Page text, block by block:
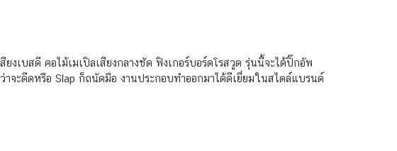
เบสดี คอไม้เมเปิลเสียงกลางชัด ฟิงเกอร์บอร์ดโรสวูด รุ่นนี้จะได้ปิ๊กอัพ
ะดีดหรือ Slap ก็ถนัดมือ งานประกอบทำออกมาได้ดีเยี่ยมในสไตล์แบรนด์